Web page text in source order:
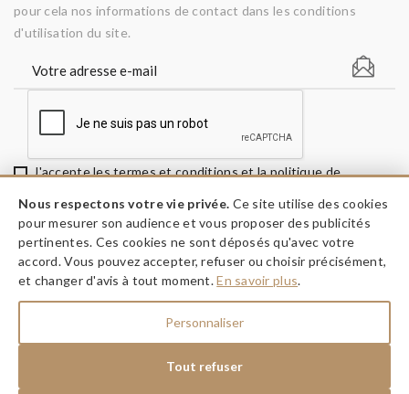
pour cela nos informations de contact dans les conditions
d'utilisation du site.
J'accepte les termes et conditions et la politique de
INFORMATIONS keyboard_arrow_down
A PROPOS keyboard_arrow_down
keyboard_arrow_down
Nous respectons votre vie privée. Ce site utilise des cookies
pour mesurer son audience et vous proposer des publicités
pertinentes. Ces cookies ne sont déposés qu'avec votre
accord. Vous pouvez accepter, refuser ou choisir précisément,
et changer d'avis à tout moment.En savoir plus.
Personnaliser
Tout refuser